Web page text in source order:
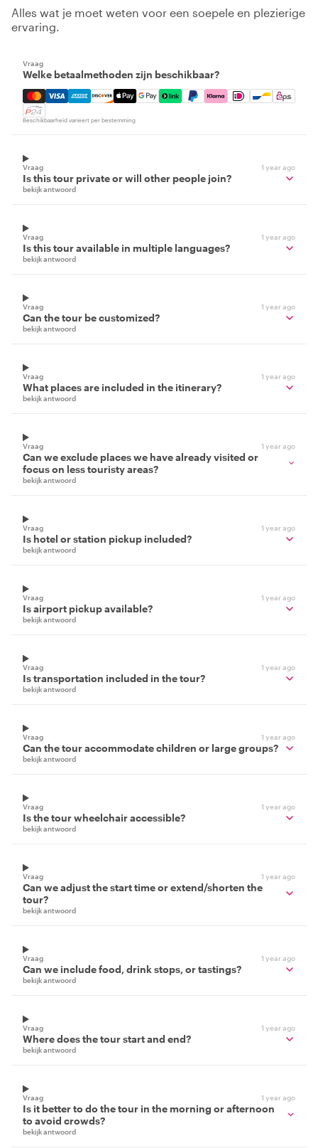
Alles wat je moet weten voor een soepele en plezierige
ervaring.
Vraag
Welke betaalmethoden zijn beschikbaar?
Mastercard, Visa, Amex, Discover, Apple Pay, Google
Beschikbaarheid varieert per bestemming
Vraag 1 year ago
Is this tour private or will other people join?
bekijk antwoord
Vraag 1 year ago
Is this tour available in multiple languages?
bekijk antwoord
Vraag 1 year ago
Can the tour be customized?
bekijk antwoord
Vraag 1 year ago
What places are included in the itinerary?
bekijk antwoord
Vraag 1 year ago
Can we exclude places we have already visited or
focus on less touristy areas?
bekijk antwoord
Vraag 1 year ago
Is hotel or station pickup included?
bekijk antwoord
Vraag 1 year ago
Is airport pickup available?
bekijk antwoord
Vraag 1 year ago
Is transportation included in the tour?
bekijk antwoord
Vraag 1 year ago
Can the tour accommodate children or large groups?
bekijk antwoord
Vraag 1 year ago
Is the tour wheelchair accessible?
bekijk antwoord
Vraag 1 year ago
Can we adjust the start time or extend/shorten the
tour?
bekijk antwoord
Vraag 1 year ago
Can we include food, drink stops, or tastings?
bekijk antwoord
Vraag 1 year ago
Where does the tour start and end?
bekijk antwoord
Vraag 1 year ago
Is it better to do the tour in the morning or afternoon
to avoid crowds?
bekijk antwoord